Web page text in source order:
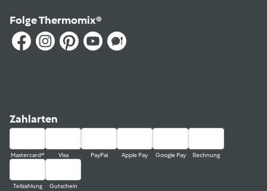
Folge Thermomix®
Zahlarten
Mastercard® Visa PayPal Apple Pay Google Pay Rechnung
Teilzahlung Gutschein